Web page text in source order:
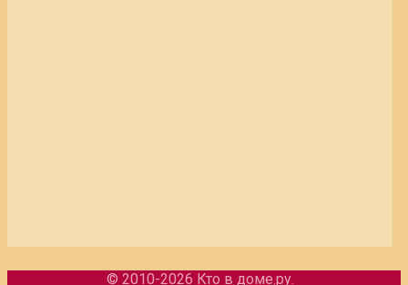
© 2010-2026 Кто в доме.ру.